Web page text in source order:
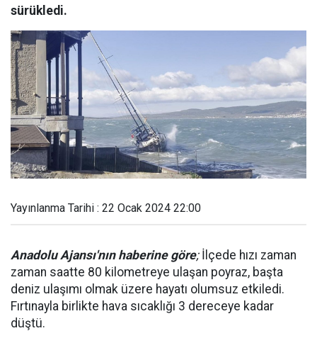
sürükledi.
Yayınlanma Tarihi : 22 Ocak 2024 22:00
Anadolu Ajansı'nın haberine göre;İlçede hızı zaman
zaman saatte 80 kilometreye ulaşan poyraz, başta
deniz ulaşımı olmak üzere hayatı olumsuz etkiledi.
Fırtınayla birlikte hava sıcaklığı 3 dereceye kadar
düştü.